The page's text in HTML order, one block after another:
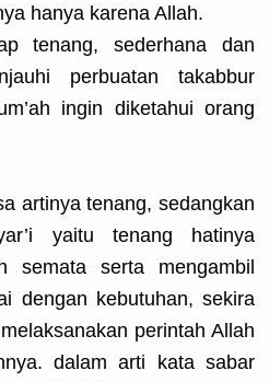
hanya karena Allah.
tenang, sederhana dan
perbuatan takabbur
ingin diketahui orang
artinya tenang, sedangkan
yaitu tenang hatinya
semata serta mengambil
dengan kebutuhan, sekira
an perintah Allah
a. dalam arti kata sabar